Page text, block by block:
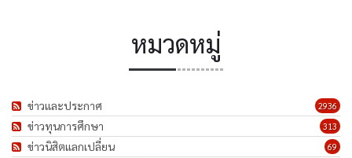
หมวดหมู่
2936
ข่าวและประกาศ
313
ข่าวทุนการศึกษา
69
ข่าวนิสิตแลกเปลี่ยน